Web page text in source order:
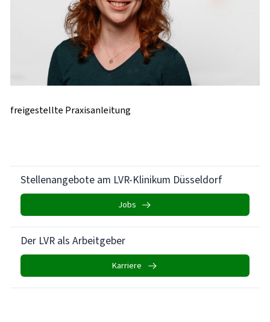
freigestellte Praxisanleitung
Stellenangebote am LVR-Klinikum Düsseldorf
Jobs
Der LVR als Arbeitgeber
Karriere